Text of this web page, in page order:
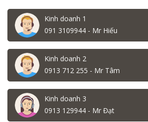
Kinh doanh 1
091 3109944 - Mr Hiếu
Kinh doanh 2
0913 712 255 - Mr Tâm
Kinh doanh 3
0913 129944 - Mr Đạt